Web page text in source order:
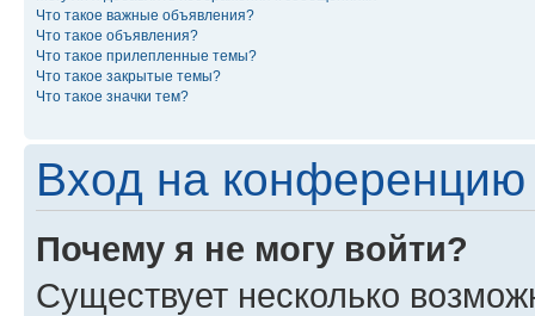
Что такое важные объявления?
Что такое объявления?
Что такое прилепленные темы?
Что такое закрытые темы?
Что такое значки тем?
Вход на конференцию
Почему я не могу войти?
Существует несколько